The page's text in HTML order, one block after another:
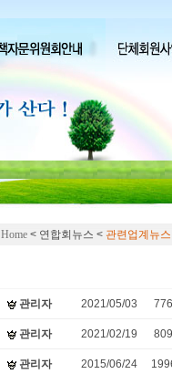
Home < 연합회뉴스 < 관련업계뉴스
관리자 2021/05/03 776
관리자 2021/02/19 809
관리자 2015/06/24